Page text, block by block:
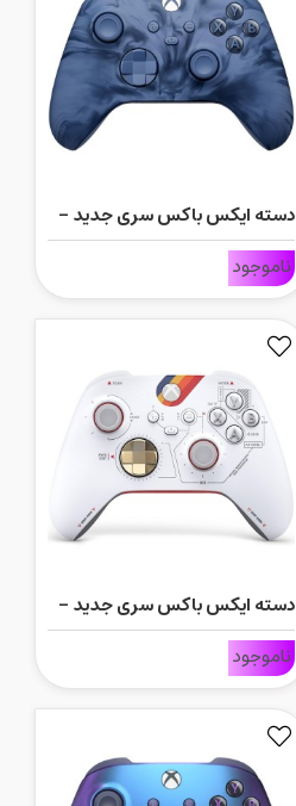
دسته ایکس باکس سری جدید -
نسخه ویژه Stormcloud Vapor
ناموجود
دسته ایکس باکس سری جدید -
نسخه محدود بازی Starfield
ناموجود